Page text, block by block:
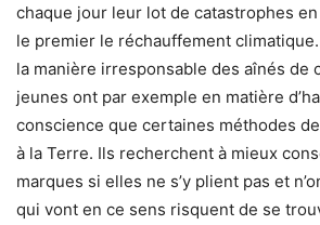
chaque jour leur lot de catastrophes
le premier le réchauffement
la manière irresponsable des aînés de
jeunes ont par exemple en matière
conscience que certaines méthodes
à la Terre. Ils recherchent à mieux
marques si elles ne s’y plient pas et
qui vont en ce sens risquent de se